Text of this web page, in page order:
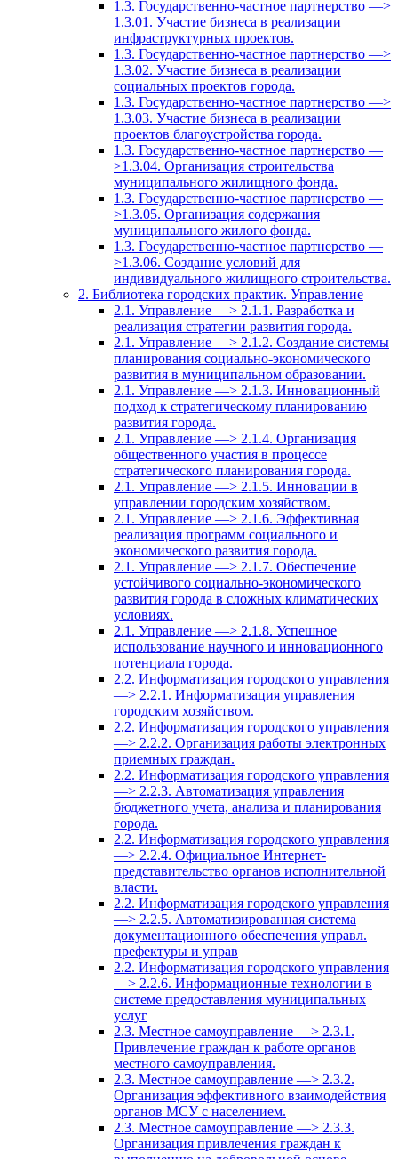
1.3. Государственно-частное партнерство —>
1.3.01. Участие бизнеса в реализации
инфраструктурных проектов.
1.3. Государственно-частное партнерство —>
1.3.02. Участие бизнеса в реализации
социальных проектов города.
1.3. Государственно-частное партнерство —>
1.3.03. Участие бизнеса в реализации
проектов благоустройства города.
1.3. Государственно-частное партнерство —
>1.3.04. Организация строительства
муниципального жилищного фонда.
1.3. Государственно-частное партнерство —
>1.3.05. Организация содержания
муниципального жилого фонда.
1.3. Государственно-частное партнерство —
>1.3.06. Создание условий для
индивидуального жилищного строительства.
2. Библиотека городских практик. Управление
2.1. Управление —> 2.1.1. Разработка и
реализация стратегии развития города.
2.1. Управление —> 2.1.2. Создание системы
планирования социально-экономического
развития в муниципальном образовании.
2.1. Управление —> 2.1.3. Инновационный
подход к стратегическому планированию
развития города.
2.1. Управление —> 2.1.4. Организация
общественного участия в процессе
стратегического планирования города.
2.1. Управление —> 2.1.5. Инновации в
управлении городским хозяйством.
2.1. Управление —> 2.1.6. Эффективная
реализация программ социального и
экономического развития города.
2.1. Управление —> 2.1.7. Обеспечение
устойчивого социально-экономического
развития города в сложных климатических
условиях.
2.1. Управление —> 2.1.8. Успешное
использование научного и инновационного
потенциала города.
2.2. Информатизация городского управления
—> 2.2.1. Информатизация управления
городским хозяйством.
2.2. Информатизация городского управления
—> 2.2.2. Организация работы электронных
приемных граждан.
2.2. Информатизация городского управления
—> 2.2.3. Автоматизация управления
бюджетного учета, анализа и планирования
города.
2.2. Информатизация городского управления
—> 2.2.4. Официальное Интернет-
представительство органов исполнительной
власти.
2.2. Информатизация городского управления
—> 2.2.5. Автоматизированная система
документационного обеспечения управл.
префектуры и управ
2.2. Информатизация городского управления
—> 2.2.6. Информационные технологии в
системе предоставления муниципальных
услуг
2.3. Местное самоуправление —> 2.3.1.
Привлечение граждан к работе органов
местного самоуправления.
2.3. Местное самоуправление —> 2.3.2.
Организация эффективного взаимодействия
органов МСУ с населением.
2.3. Местное самоуправление —> 2.3.3.
Организация привлечения граждан к